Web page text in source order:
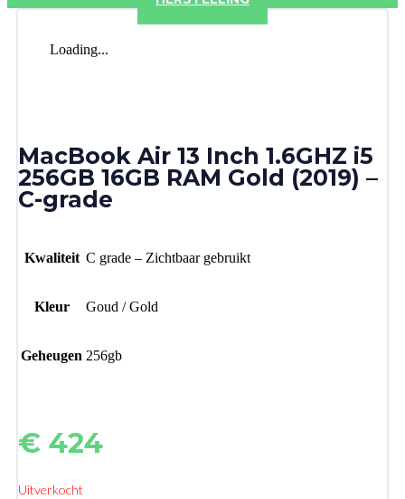
Loading...
MacBook Air 13 Inch 1.6GHZ i5
256GB 16GB RAM Gold (2019) –
C-grade
Kwaliteit C grade – Zichtbaar gebruikt
Kleur Goud / Gold
Geheugen 256gb
€ 424
Uitverkocht